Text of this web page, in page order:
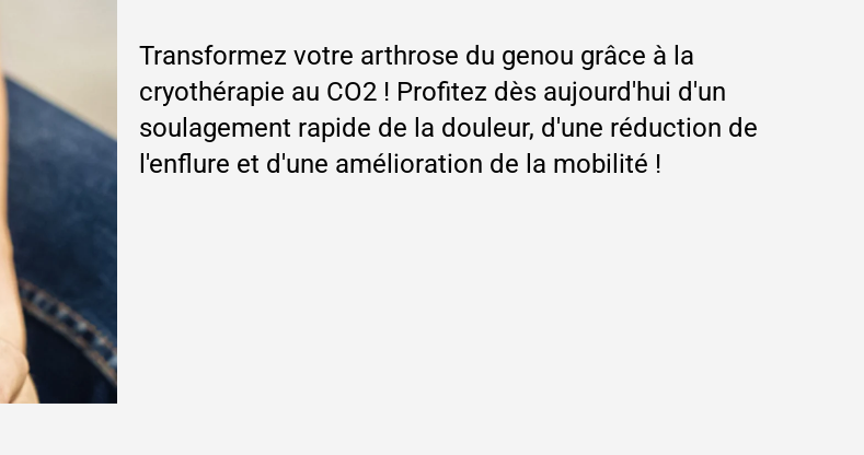
Transformez votre arthrose du genou grâce à la
cryothérapie au CO2 ! Profitez dès aujourd'hui d'un
soulagement rapide de la douleur, d'une réduction de
l'enflure et d'une amélioration de la mobilité !